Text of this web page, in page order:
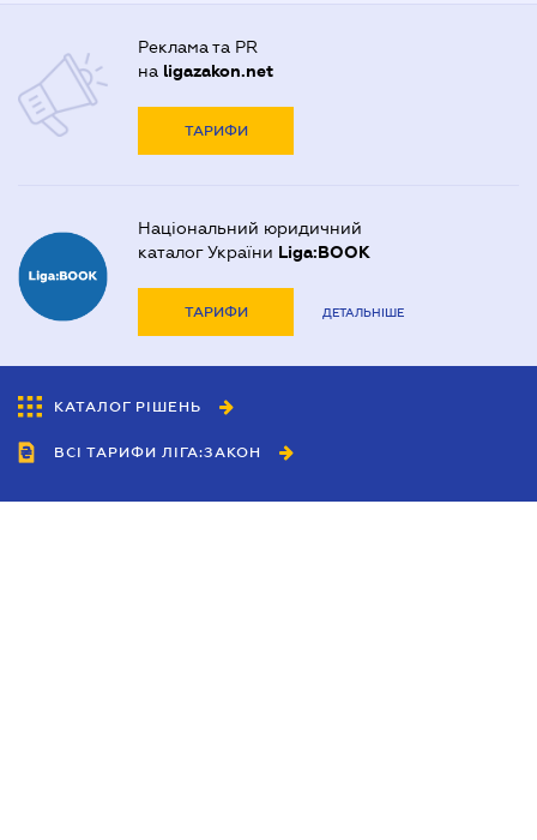
Реклама та PR
на ligazakon.net
ТАРИФИ
Національний юридичний
каталог України Liga:BOOK
ТАРИФИ ДЕТАЛЬНІШЕ
КАТАЛОГ РІШЕНЬ
ВСІ ТАРИФИ ЛІГА:ЗАКОН